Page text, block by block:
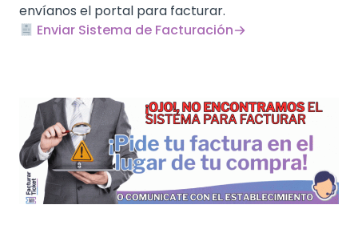
envíanos el portal para facturar.
Enviar Sistema de Facturación